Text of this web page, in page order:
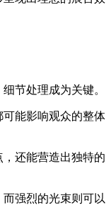
节处理成为关键。
能影响观众的整体
还能营造出独特的
强烈的光束则可以